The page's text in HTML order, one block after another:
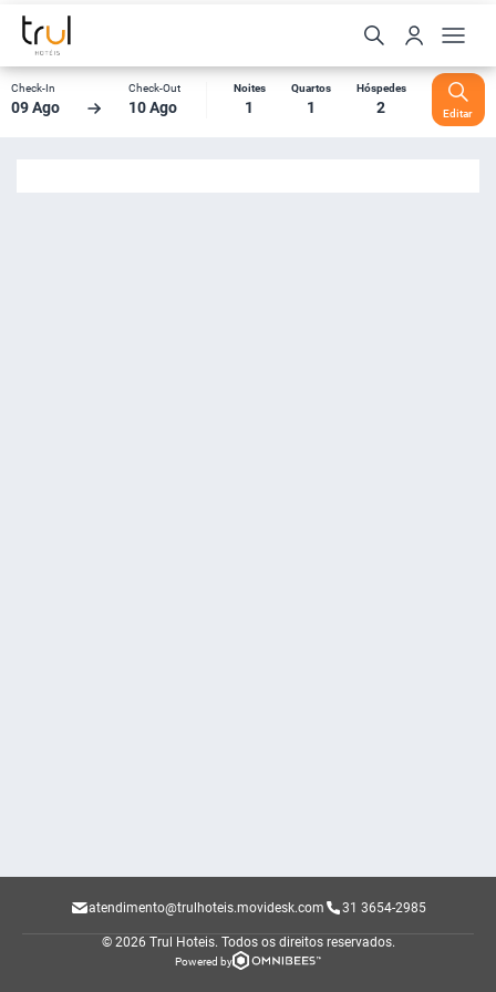
Check-In
09 Ago
Check-Out
10 Ago
Noites
1
Quartos
1
Hóspedes
2 Editar
atendimento@trulhoteis.movidesk.com 31 3654-2985
© 2026 Trul Hoteis. Todos os direitos reservados.
Powered by